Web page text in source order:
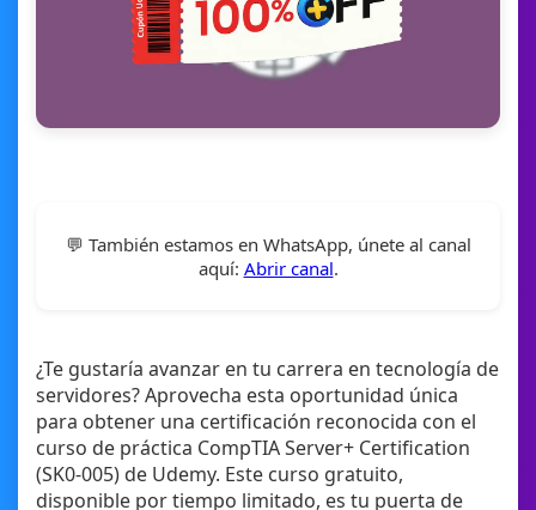
💬 También estamos en WhatsApp, únete al canal
aquí: Abrir canal.
¿Te gustaría avanzar en tu carrera en tecnología de
servidores? Aprovecha esta oportunidad única
para obtener una certificación reconocida con el
curso de práctica CompTIA Server+ Certification
(SK0-005) de Udemy. Este curso gratuito,
disponible por tiempo limitado, es tu puerta de